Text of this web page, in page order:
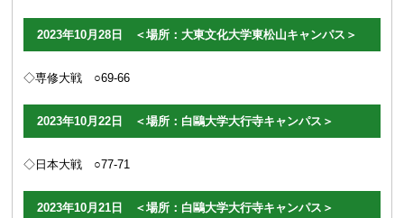
2023年10月28日 ＜場所：大東文化大学東松山キャンパス＞
◇専修大戦 ○69-66
2023年10月22日 ＜場所：白鷗大学大行寺キャンパス＞
◇日本大戦 ○77-71
2023年10月21日 ＜場所：白鷗大学大行寺キャンパス＞